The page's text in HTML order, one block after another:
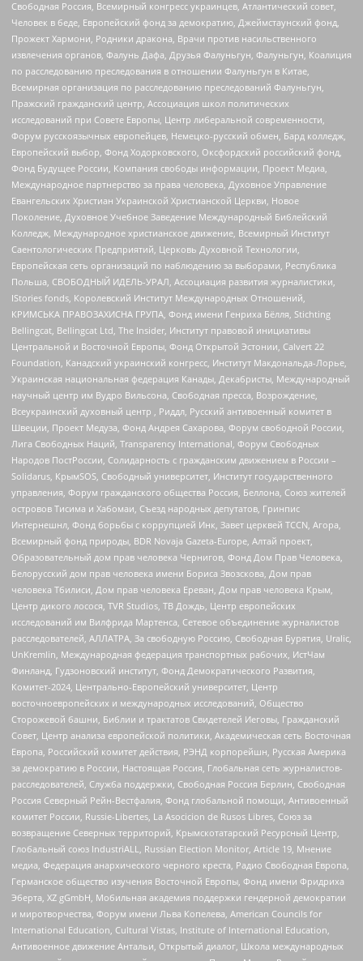
Свободная Россия, Всемирный конгресс украинцев, Атлантический совет,
Человек в беде, Европейский фонд за демократию, Джеймстаунский фонд,
Прожект Хармони, Родники дракона, Врачи против насильственного
извлечения органов, Фалунь Дафа, Друзья Фалуньгун, Фалуньгун, Коалиция
по расследованию преследования в отношении Фалуньгун в Китае,
Всемирная организация по расследованию преследований Фалуньгун,
Пражский гражданский центр, Ассоциация школ политических
исследований при Совете Европы, Центр либеральной современности,
Форум русскоязычных европейцев, Немецко-русский обмен, Бард колледж,
Европейский выбор, Фонд Ходорковского, Оксфордский российский фонд,
Фонд Будущее России, Компания свободы информации, Проект Медиа,
Международное партнерство за права человека, Духовное Управление
Евангельских Христиан Украинской Христианской Церкви, Новое
Поколение, Духовное Учебное Заведение Международный Библейский
Колледж, Международное христианское движение, Всемирный Институт
Саентологических Предприятий, Церковь Духовной Технологии,
Европейская сеть организаций по наблюдению за выборами, Республика
Польша, СВОБОДНЫЙ ИДЕЛЬ-УРАЛ, Ассоциация развития журналистики,
IStories fonds, Королевский Институт Международных Отношений,
КРИМСЬКА ПРАВОЗАХИСНА ГРУПА, Фонд имени Генриха Бёлля, Stichting
Bellingcat, Bellingcat Ltd, The Insider, Институт правовой инициативы
Центральной и Восточной Европы, Фонд Открытой Эстонии, Calvert 22
Foundation, Канадский украинский конгресс, Институт Макдональда-Лорье,
Украинская национальная федерация Канады, Декабристы, Международный
научный центр им Вудро Вильсона, Свободная пресса, Возрождение,
Всеукраинский духовный центр , Риддл, Русский антивоенный комитет в
Швеции, Проект Медуза, Фонд Андрея Сахарова, Форум свободной России,
Лига Свободных Наций, Transparеncy International, Форум Свободных
Народов ПостРоссии, Солидарность с гражданским движением в России –
Solidarus, КрымSOS, Свободный университет, Институт государственного
управления, Форум гражданского общества Россия, Беллона, Союз жителей
островов Тисима и Хабомаи, Съезд народных депутатов, Гринпис
Интернешнл, Фонд борьбы с коррупцией Инк, Завет церквей TCCN, Агора,
Всемирный фонд природы, BDR Novaja Gazeta-Europe, Алтай проект,
Образовательный дом прав человека Чернигов, Фонд Дом Прав Человека,
Белорусский дом прав человека имени Бориса Звозскова, Дом прав
человека Тбилиси, Дом прав человека Ереван, Дом прав человека Крым,
Центр дикого лосося, TVR Studios, ТВ Дождь, Центр европейских
исследований им Вилфрида Мартенса, Сетевое объединение журналистов
расследователей, АЛЛАТРА, За свободную Россию, Свободная Бурятия, Uralic,
UnKremlin, Международная федерация транспортных рабочих, ИстЧам
Финланд, Гудзоновский институт, Фонд Демократического Развития,
Комитет-2024, Центрально-Европейский университет, Центр
восточноевропейских и международных исследований, Общество
Сторожевой башни, Библии и трактатов Свидетелей Иеговы, Гражданский
Совет, Центр анализа европейской политики, Академическая сеть Восточная
Европа, Российский комитет действия, РЭНД корпорейшн, Русская Америка
за демократию в России, Настоящая Россия, Глобальная сеть журналистов-
расследователей, Служба поддержки, Свободная Россия Берлин, Свободная
Россия Северный Рейн-Вестфалия, Фонд глобальной помощи, Антивоенный
комитет России, Russie-Libertes, La Asocicion de Rusos Libres, Союз за
возвращение Северных территорий, Крымскотатарский Ресурсный Центр,
Глобальный союз IndustriALL, Russian Election Monitor, Article 19, Мнение
медиа, Федерация анархического черного креста, Радио Свободная Европа,
Германское общество изучения Восточной Европы, Фонд имени Фридриха
Эберта, XZ gGmbH, Мобильная академия поддержки гендерной демократии
и миротворчества, Форум имени Льва Копелева, American Councils for
International Education, Cultural Vistas, Institute of International Education,
Антивоенное движение Антальи, Открытый диалог, Школа международных